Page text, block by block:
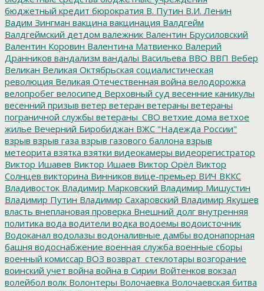
бюджетный кредит бюрократия В. Путин В.И. Ленин
Вадим Зингман вакцина вакцинация Валдгейм
Валдгеймский детдом валежник Валентин Брусиловский
Валентин Коровин Валентина Матвиенко Валерий
Дранников вандализм вандалы Васильева ВВО ВВП Вебер
Великан Великая Октябрьская социалистическая
революция Великая Отечественная война велодорожка
велопробег велосипед Верховный суд весенние каникулы
весенний призыв ветер ветеран ветераны ветераны
пограничной службы ветераны_СВО ветхие дома ветхое
жилье Вечерний Биробиджан ВЖС "Надежда России"
взрыв взрыв газа взрыв газового баллона взрыв
метеорита взятка взятки видеокамеры видеорегистратор
Виктор Ишавев Виктор Ишаев Виктор Орёл Виктор
Солнцев викторина Винников вице-премьер ВИЧ ВККС
Владивосток Владимир Марковский Владимир Мишустин
Владимир Путин Владимир Сахаровский Владимир Якушев
власть внеплановая проверка Внешний долг внутренняя
политика вода водители водка водоемы водоисточник
Водоканал водолазы водоналивные дамбы водонапорная
башня водоснабжение военная служба военные сборы
военный комиссар ВОЗ возврат_стеклотары возгорание
воинский учет война война в Сирии Войтенков вокзал
волейбол волк Волонтеры Волочаевка Волочаевская битва